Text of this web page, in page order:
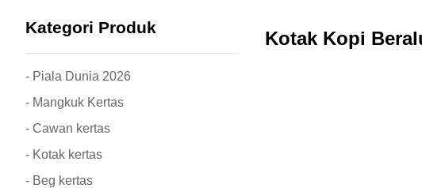
Kategori Produk
- Piala Dunia 2026
- Mangkuk Kertas
- Cawan kertas
- Kotak kertas
- Beg kertas
Kotak Kopi